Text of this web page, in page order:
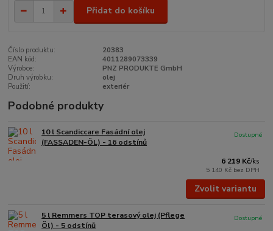
Přidat do košíku
Číslo produktu:
20383
EAN kód:
4011289073339
Výrobce:
PNZ PRODUKTE GmbH
Druh výrobku:
olej
Použití:
exteriér
Podobné produkty
10 l Scandiccare Fasádní olej
(FASSADEN-ÖL) - 16 odstínů
6 219 Kč/ks
5 140 Kč bez DPH
Dostupné
Zvolit variantu
5 l Remmers TOP terasový olej (Pflege
Öl) - 5 odstínů
Dostupné